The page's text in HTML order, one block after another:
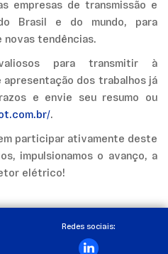
empresas de transmissão e
Brasil e do mundo, para
novas tendências.
para transmitir à
apresentação dos trabalhos já
e envie seu resumo ou
.
participar ativamente deste
impulsionamos o avanço, a
elétrico!
Redes sociais: